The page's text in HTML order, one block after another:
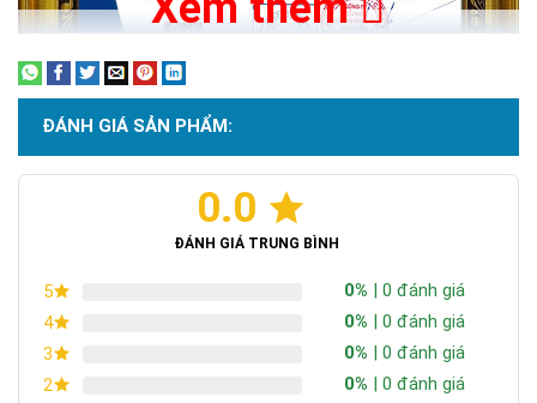
Chứng nhận ISO 9001:2015
ĐÁNH GIÁ SẢN PHẨM:
0.0
ĐÁNH GIÁ TRUNG BÌNH
5 0% | 0 đánh giá
4
0% | 0 đánh giá
3
0% | 0 đánh giá
2
0% | 0 đánh giá